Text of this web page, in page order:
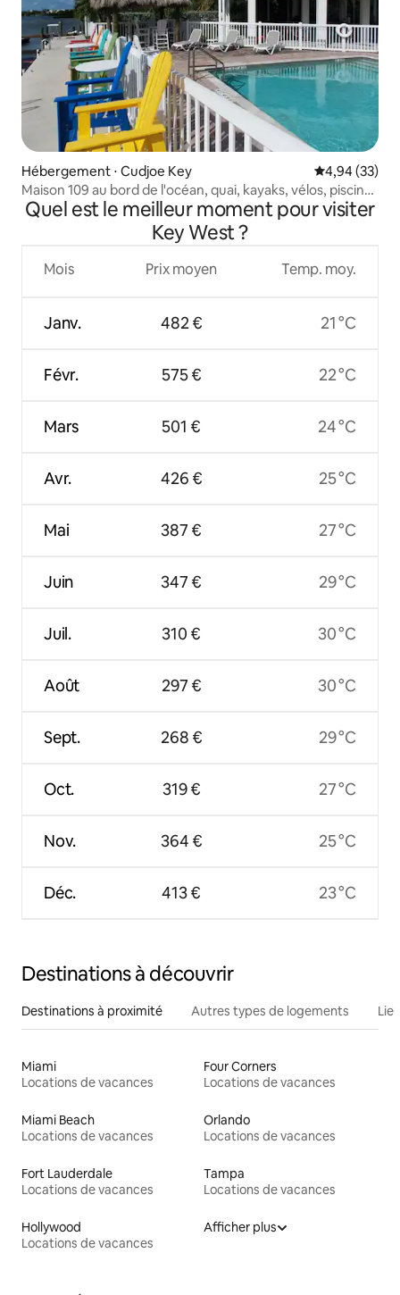
Hébergement ⋅ Cudjoe Key Évaluation
4,94 (33)
Maison 109 au bord de l'océan, quai, kayaks, vélos, piscine,
pêche
Quel est le meilleur moment pour visiter
Key West ?
Mois
Janv.
Févr.
Mars
Avr.
Mai
Juin
Juil.
Août
Sept.
Oct.
Nov.
Déc.
Prix moyen
482 €
575 €
501 €
426 €
387 €
347 €
310 €
297 €
268 €
319 €
364 €
413 €
Temp. moy.
21 °C
22 °C
24 °C
25 °C
27 °C
29 °C
30 °C
30 °C
29 °C
27 °C
25 °C
23 °C
Destinations à découvrir
Destinations à proximité Autres types de logements
Miami
Locations de vacances
Four Corners
Locations de vacances
Miami Beach
Locations de vacances
Orlando
Locations de vacances
Fort Lauderdale
Locations de vacances
Tampa
Locations de vacances
Hollywood
Locations de vacances
Afficher plus